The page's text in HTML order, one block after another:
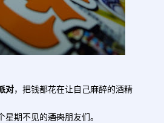
对，把钱都花在让自己麻醉的酒精
星期不见的酒肉朋友们。